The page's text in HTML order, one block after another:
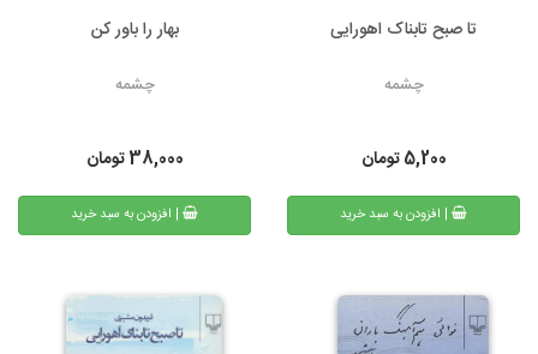
تا صبح تابناک اهورایی
چشمه
5,200تومان
| افزودن به سبد خرید
بهار را باور کن
چشمه
38,000تومان
| افزودن به سبد خرید